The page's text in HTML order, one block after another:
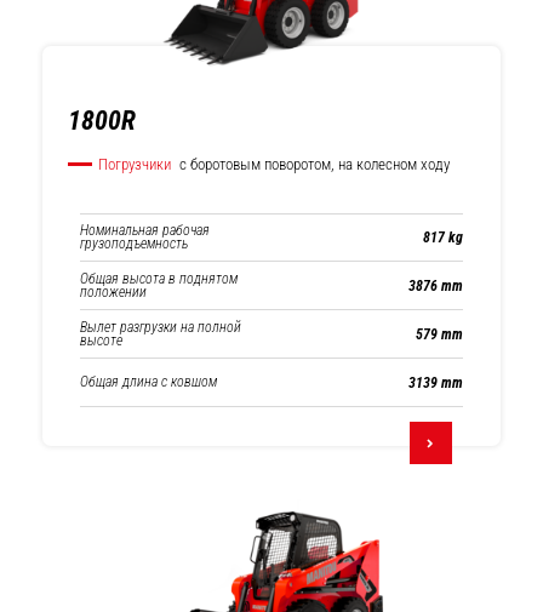
1800R
Погрузчики с боротовым поворотом, на колесном ходу
Номинальная рабочая
грузоподъемность 817 kg
Общая высота в поднятом
положении 3876 mm
Вылет разгрузки на полной
высоте 579 mm
Общая длина с ковшом 3139 mm